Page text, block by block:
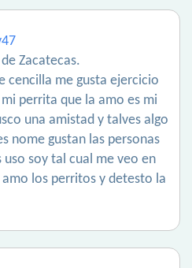
Zacatecas.
cencilla me gusta ejercicio
perrita que la amo es mi
una amistad y talves algo
nome gustan las personas
soy tal cual me veo en
los perritos y detesto la